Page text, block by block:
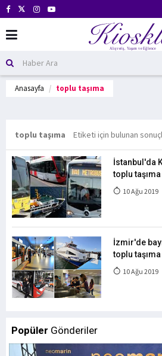
Anasayfa toplu taşıma
toplu taşıma Etiketi için bulunan
İstanbul'da
toplu
10 Ağu 2019
İzmir'de
toplu
10 Ağu 2019
Popüler Gönderiler